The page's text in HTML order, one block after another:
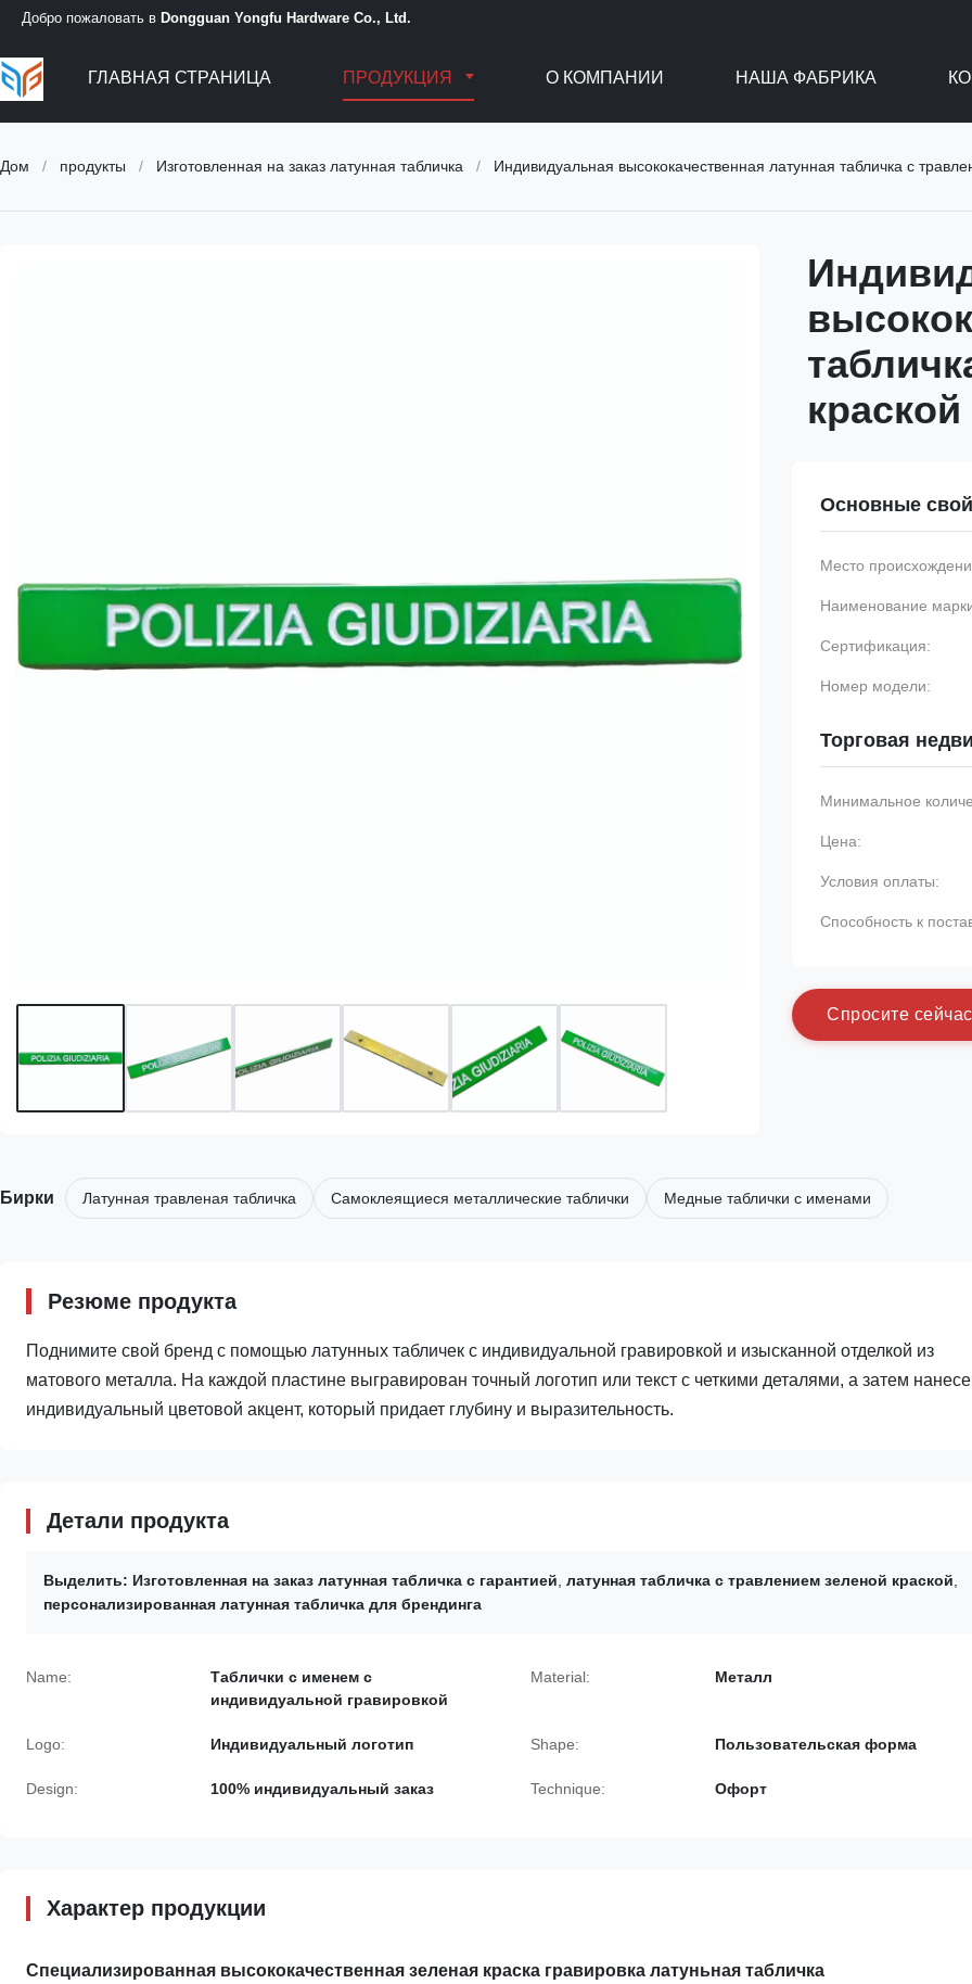
Добро пожаловать в Dongguan Yongfu Hardware Co., Ltd.
ГЛАВНАЯ СТРАНИЦА ПРОДУКЦИЯ О КОМПАНИИ НАША ФАБРИКА
Дом / продукты / Изготовленная на заказ латунная табличка / Индивидуальная высококачественная латунная табличка с
краской
Основные
Место
Наименование
Сертификация:
Номер модели:
Торговая
Минимальное
Цена:
Условия оплаты:
Способность к
Спросите сейчас
Бирки Латунная травленая табличка Самоклеящиеся металлические таблички Медные таблички с именами
Резюме продукта
Поднимите свой бренд с помощью латунных табличек с индивидуальной гравировкой и изысканной отделкой из
матового металла. На каждой пластине выгравирован точный логотип или текст с четкими деталями, а затем
индивидуальный цветовой акцент, который придает глубину и выразительность.
Детали продукта
Выделить: Изготовленная на заказ латунная табличка с гарантией латунная табличка с травлением зеленой краской
персонализированная латунная табличка для брендинга
Name:
Таблички с именем с
индивидуальной гравировкой
Material: Металл
Logo: Индивидуальный логотип Shape: Пользовательская форма
Design: 100% индивидуальный заказ Technique: Офорт
Характер продукции
Специализированная высококачественная зеленая краска гравировка латуньная табличка